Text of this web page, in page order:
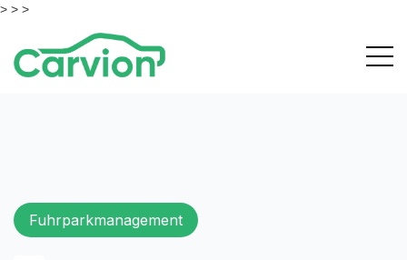
> > >
Fuhrparkmanagement